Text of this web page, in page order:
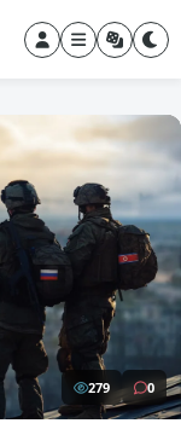
279 0